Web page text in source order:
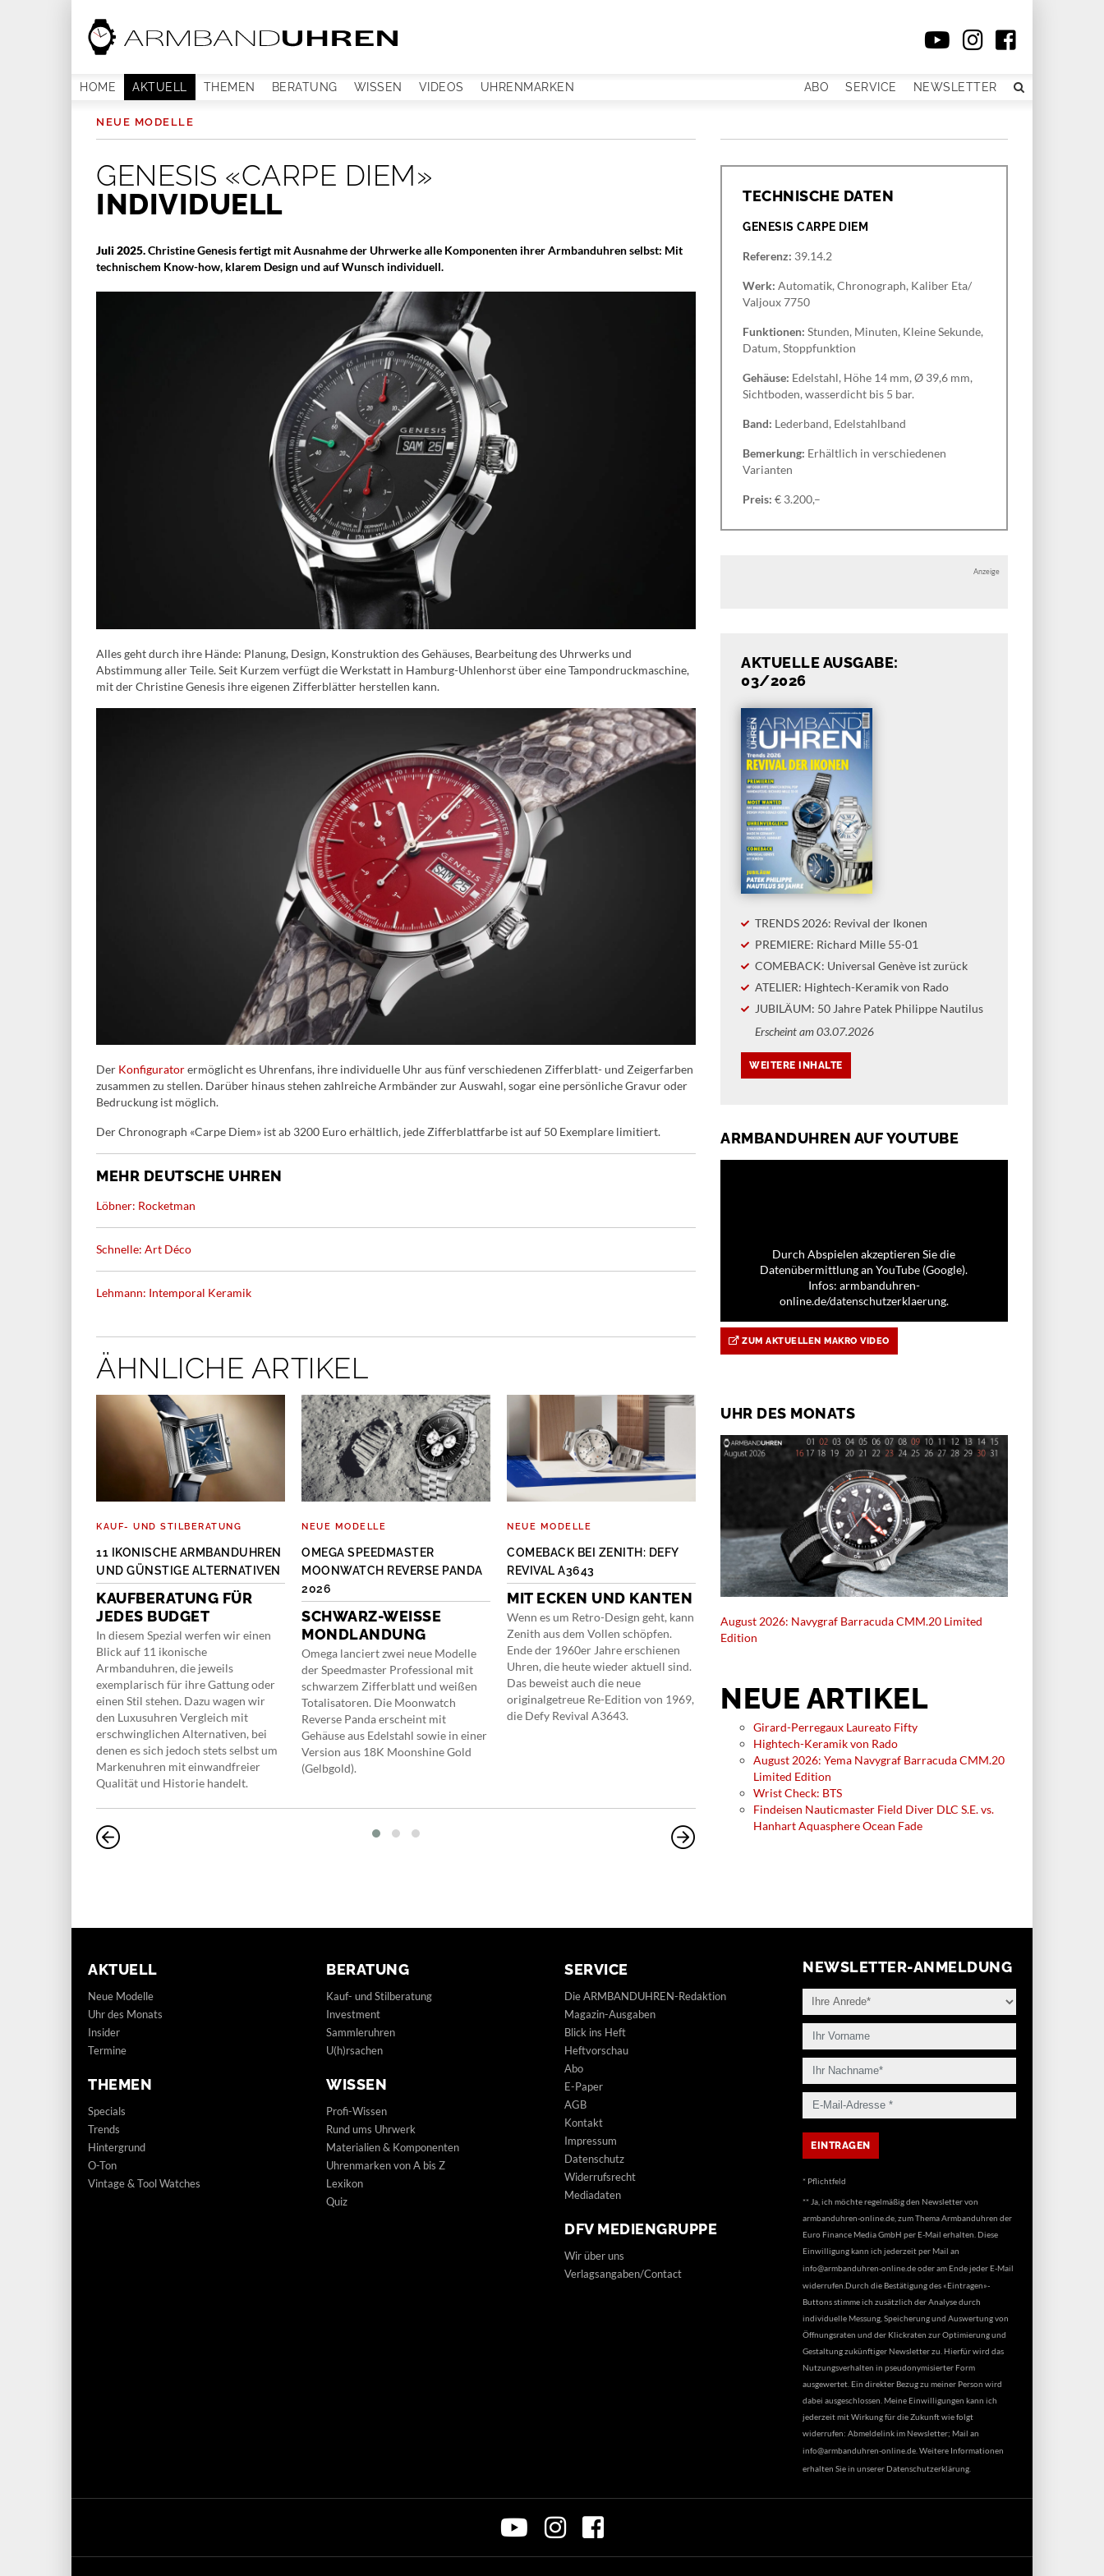
HOME AKTUELL THEMEN BERATUNG WISSEN VIDEOS UHRENMARKEN ABO SERVICE NEWSLETTER
NEUE MODELLE
GENESIS «CARPE DIEM»
INDIVIDUELL
Juli 2025.Christine Genesis fertigt mit Ausnahme der Uhrwerke alle Komponenten ihrer Armbanduhren selbst: Mit
technischem Know-how, klarem Design und auf Wunsch individuell.
Alles geht durch ihre Hände: Planung, Design, Konstruktion des Gehäuses, Bearbeitung des Uhrwerks und
Abstimmung aller Teile. Seit Kurzem verfügt die Werkstatt in Hamburg-Uhlenhorst über eine Tampondruckmaschine,
mit der Christine Genesis ihre eigenen Zifferblätter herstellen kann.
Der Konfiguratorermöglicht es Uhrenfans, ihre individuelle Uhr aus fünf verschiedenen Zifferblatt- und Zeigerfarben
zusammen zu stellen. Darüber hinaus stehen zahlreiche Armbänder zur Auswahl, sogar eine persönliche Gravur oder
Bedruckung ist möglich.
Der Chronograph «Carpe Diem» ist ab 3200 Euro erhältlich, jede Zifferblattfarbe ist auf 50 Exemplare limitiert.
MEHR DEUTSCHE UHREN
Löbner: Rocketman
Schnelle: Art Déco
Lehmann: Intemporal Keramik
ÄHNLICHE ARTIKEL
KAUF- UND STILBERATUNG
11 IKONISCHE ARMBANDUHREN
UND GÜNSTIGE ALTERNATIVEN
KAUFBERATUNG FÜR
JEDES BUDGET
In diesem Spezial werfen wir einen
Blick auf 11 ikonische
Armbanduhren, die jeweils
exemplarisch für ihre Gattung oder
einen Stil stehen. Dazu wagen wir
den Luxusuhren Vergleich mit
erschwinglichen Alternativen, bei
denen es sich jedoch stets selbst um
Markenuhren mit einwandfreier
Qualität und Historie handelt.
NEUE MODELLE
OMEGA SPEEDMASTER
MOONWATCH REVERSE PANDA
2026
SCHWARZ-WEISSE M
ONDLANDUNG
Omega lanciert zwei neue Modelle
der Speedmaster Professional mit
schwarzem Zifferblatt und weißen
Totalisatoren. Die Moonwatch
Reverse Panda erscheint mit
Gehäuse aus Edelstahl sowie in einer
Version aus 18K Moonshine Gold
(Gelbgold).
NEUE MODELLE
COMEBACK BEI ZENITH: DEFY
REVIVAL A3643
MIT ECKEN UND KANTEN
Wenn es um Retro-Design geht, kann
Zenith aus dem Vollen schöpfen.
Ende der 1960er Jahre erschienen
Uhren, die heute wieder aktuell sind.
Das beweist auch die neue
originalgetreue Re-Edition von 1969,
die Defy Revival A3643.
NEUE MODELLE
NEUE SINN 903 TI II IN TITAN
WERKZEUG FÜR
PILOTEN
Die Sinn 903 St II wird um zwei neue
Farbvarianten mit Zifferblatt in
limitierter Stückzahl – das Sortiment
NEUE MODELLE
TAG HEUER: CARRERA
CHRONOGRAPH WEMPE
SIGNATURE COLLECTION
FEINE FARBEN
TECHNISCHE DATEN
GENESIS CARPE DIEM
Referenz: 39.14.2
Werk: Automatik, Chronograph, Kaliber Eta/
Valjoux 7750
Funktionen: Stunden, Minuten, Kleine Sekunde,
Datum, Stoppfunktion
Gehäuse: Edelstahl, Höhe 14 mm, Ø 39,6 mm,
Sichtboden, wasserdicht bis 5 bar.
Band: Lederband, Edelstahlband
Bemerkung: Erhältlich in verschiedenen
Varianten
Preis: € 3.200,–
Anzeige
AKTUELLE AUSGABE:
03/2026
TRENDS 2026: Revival der Ikonen
PREMIERE: Richard Mille 55-01
COMEBACK: Universal Genève ist zurück
ATELIER: Hightech-Keramik von Rado
JUBILÄUM: 50 Jahre Patek Philippe Nautilus
Erscheint am 03.07.2026
ARMBANDUHREN AUF YOUTUBE
Durch Abspielen akzeptieren Sie die
Datenübermittlung an YouTube (Google).
Infos: armbanduhren-
online.de/datenschutzerklaerung.
ZUM AKTUELLEN MAKRO VIDEO
UHR DES MONATS
August 2026: Navygraf Barracuda CMM.20 Limited
Edition
NEUE ARTIKEL
Girard-Perregaux Laureato Fifty
Hightech-Keramik von Rado
August 2026: Yema Navygraf Barracuda CMM.20
Limited Edition
Wrist Check: BTS
Findeisen Nauticmaster Field Diver DLC S.E. vs.
Hanhart Aquasphere Ocean Fade
AKTUELL
Neue Modelle
Uhr des Monats
Insider
Termine
THEMEN
Specials
Trends
Hintergrund
O-Ton
Vintage & Tool Watches
BERATUNG
Kauf- und Stilberatung
Investment
Sammleruhren
U(h)rsachen
WISSEN
Profi-Wissen
Rund ums Uhrwerk
Materialien & Komponenten
Uhrenmarken von A bis Z
Lexikon
Quiz
SERVICE
Die ARMBANDUHREN-Redaktion
Magazin-Ausgaben
Blick ins Heft
Heftvorschau
Abo
E-Paper
AGB
Kontakt
Impressum
Datenschutz
Widerrufsrecht
Mediadaten
DFV MEDIENGRUPPE
Wir über uns
Verlagsangaben/Contact
NEWSLETTER-ANMELDUNG
* Pflichtfeld
** Ja, ich möchte regelmäßig den Newsletter von
armbanduhren-online.de, zum Thema Armbanduhren der
Euro Finance Media GmbH per E-Mail erhalten. Diese
Einwilligung kann ich jederzeit per Mail an
info@armbanduhren-online.deoder am Ende jeder E-Mail
widerrufen.Durch die Bestätigung des «Eintragen»-
Buttons stimme ich zusätzlich der Analyse durch
individuelle Messung, Speicherung und Auswertung von
Öffnungsraten und der Klickraten zur Optimierung und
Gestaltung zukünftiger Newsletter zu. Hierfür wird das
Nutzungsverhalten in pseudonymisierter Form
ausgewertet. Ein direkter Bezug zu meiner Person wird
dabei ausgeschlossen. Meine Einwilligungen kann ich
jederzeit mit Wirkung für die Zukunft wie folgt
widerrufen: Abmeldelink im Newsletter; Mail an
info@armbanduhren-online.de . Weitere Informationen
erhalten Sie in unserer Datenschutzerklärung